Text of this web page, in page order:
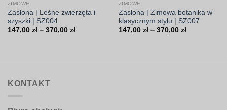
ZIMOWE
Zasłona | Leśne zwierzęta i
szyszki | SZ004
147,00 zł – 370,00 złZakres
ZIMOWE
Zasłona | Zimowa botanika w
klasycznym stylu | SZ007
147,00 zł – 370,00 złZakres
KONTAKT